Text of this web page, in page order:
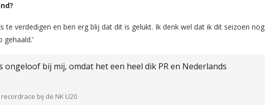
te verdedigen en ben erg blij dat dit is gelukt. Ik denk wel dat ik dit seizoen nog
ongeloof bij mij, omdat het een heel dik PR en Nederlands
bij de NK U20